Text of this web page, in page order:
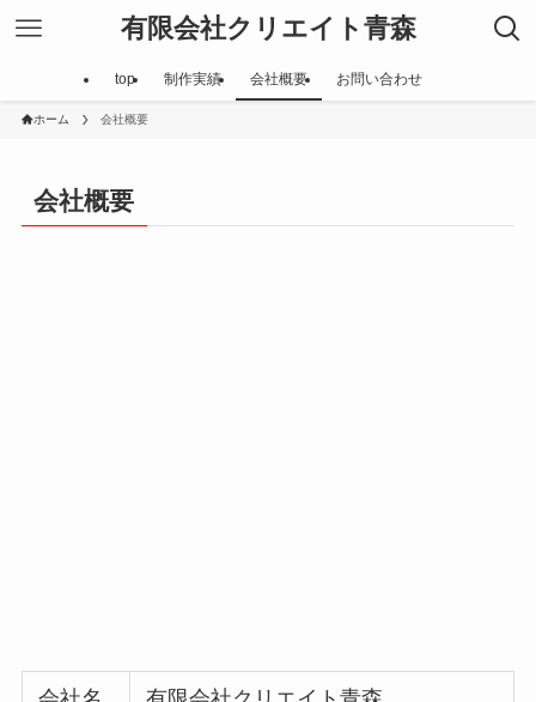
有限会社クリエイト青森
top 制作実績 会社概要 お問い合わせ
ホーム 会社概要
会社概要